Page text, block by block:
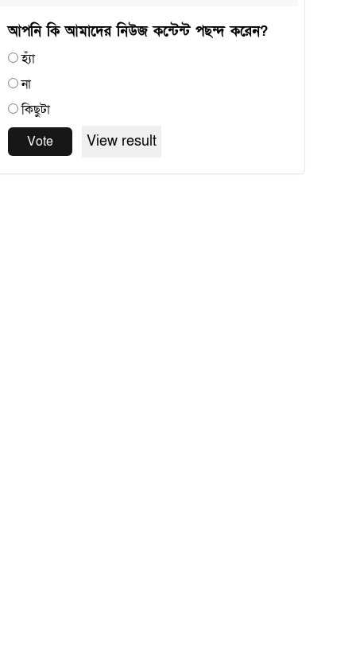
আপনি কি আমাদের নিউজ কন্টেন্ট পছন্দ করেন?
হ্যাঁ
না
কিছুটা
Vote
View result